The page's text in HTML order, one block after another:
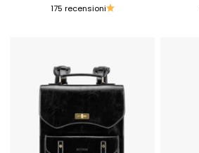
175 recensioni